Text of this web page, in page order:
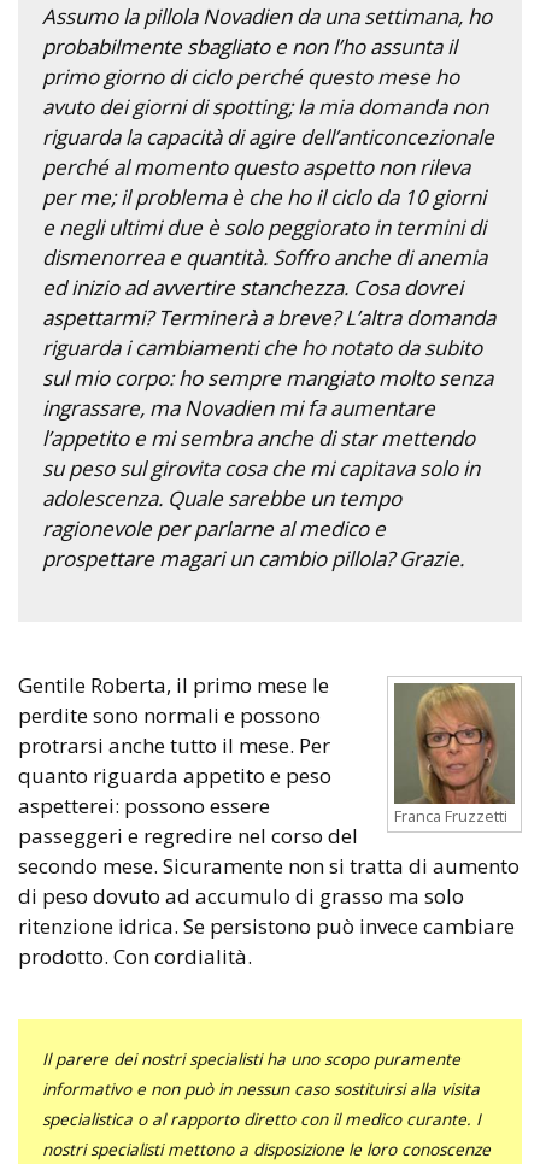
Assumo la pillola Novadien da una settimana, ho
probabilmente sbagliato e non l’ho assunta il
primo giorno di ciclo perché questo mese ho
avuto dei giorni di spotting; la mia domanda non
riguarda la capacità di agire dell’anticoncezionale
perché al momento questo aspetto non rileva
per me; il problema è che ho il ciclo da 10 giorni
e negli ultimi due è solo peggiorato in termini di
dismenorrea e quantità. Soffro anche di anemia
ed inizio ad avvertire stanchezza. Cosa dovrei
aspettarmi? Terminerà a breve? L’altra domanda
riguarda i cambiamenti che ho notato da subito
sul mio corpo: ho sempre mangiato molto senza
ingrassare, ma Novadien mi fa aumentare
l’appetito e mi sembra anche di star mettendo
su peso sul girovita cosa che mi capitava solo in
adolescenza. Quale sarebbe un tempo
ragionevole per parlarne al medico e
prospettare magari un cambio pillola? Grazie.
Franca Fruzzetti
Gentile Roberta, il primo mese le
perdite sono normali e possono
protrarsi anche tutto il mese. Per
quanto riguarda appetito e peso
aspetterei: possono essere
passeggeri e regredire nel corso del
secondo mese. Sicuramente non si tratta di aumento
di peso dovuto ad accumulo di grasso ma solo
ritenzione idrica. Se persistono può invece cambiare
prodotto. Con cordialità.
Il parere dei nostri specialisti ha uno scopo puramente
informativo e non può in nessun caso sostituirsi alla visita
specialistica o al rapporto diretto con il medico curante. I
nostri specialisti mettono a disposizione le loro conoscenze